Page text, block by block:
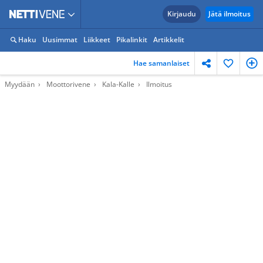
Kirjaudu Jätä ilmoitus
Haku Uusimmat Liikkeet Pikalinkit Artikkelit
Hae samanlaiset
Myydään Moottorivene Kala-Kalle Ilmoitus